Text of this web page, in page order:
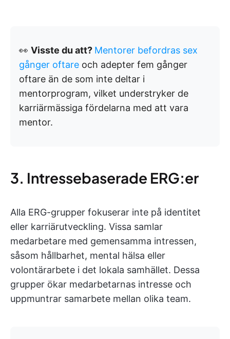
👀 Visste du att? Mentorer befordras sex
gånger oftare och adepter fem gånger
oftare än de som inte deltar i
mentorprogram, vilket understryker de
karriärmässiga fördelarna med att vara
mentor.
3. Intressebaserade ERG:er
Alla ERG-grupper fokuserar inte på identitet
eller karriärutveckling. Vissa samlar
medarbetare med gemensamma intressen,
såsom hållbarhet, mental hälsa eller
volontärarbete i det lokala samhället. Dessa
grupper ökar medarbetarnas intresse och
uppmuntrar samarbete mellan olika team.